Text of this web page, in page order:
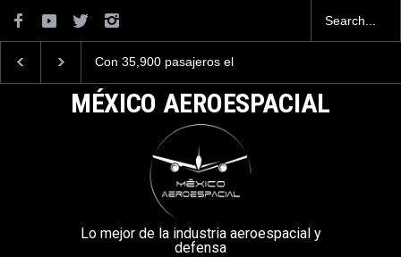
Con 35,900 pasajeros el
aeropuertos con más
viajeros internacionales de
México, pero muy lejos del
Marines de EE. UU.
aspecto oxidado
MÉXICO AEROESPACIAL
Lo mejor de la industria aeroespacial y
defensa